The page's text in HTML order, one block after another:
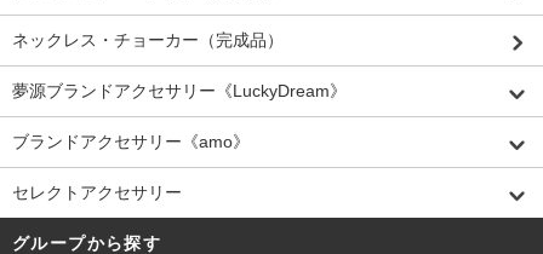
ネックレス・チョーカー（完成品）
夢源ブランドアクセサリー《LuckyDream》
ブランドアクセサリー《amo》
セレクトアクセサリー
グループから探す